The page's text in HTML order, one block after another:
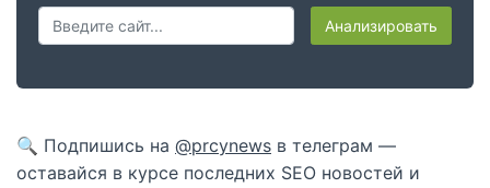
Анализировать
🔍 Подпишись на @prcynews в телеграм —
оставайся в курсе последних SEO новостей и